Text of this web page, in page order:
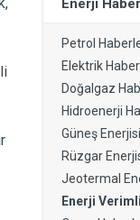
Enerji
Petrol
Elektrik
Doğalgaz
Hidroenerji
Güneş
Rüzgar
Jeotermal
Enerji